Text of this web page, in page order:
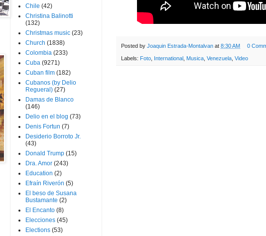
Posted by Joaquin Estrada-Montalvan at 8:30 AM 0
Labels: Foto International Musica Venezuela Video
Chile (42)
Christina Balinotti
(132)
Christmas music (23)
Church (1838)
Colombia (233)
Cuba (9271)
Cuban film (182)
Cubanos (by Delio
Regueral) (27)
Damas de Blanco
(146)
Delio en el blog (73)
Denis Fortun (7)
Desiderio Borroto Jr.
(43)
Donald Trump (15)
Dra. Amor (243)
Education (2)
Efraín Riverón (5)
El beso de Susana
Bustamante (2)
El Encanto (8)
Elecciones (45)
Elections (53)